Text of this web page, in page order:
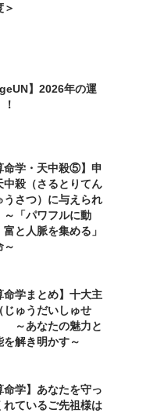
＞
】2026年の運
命学・天中殺⑤】申
中殺（さるとりてん
うさつ）に与えられ
「パワフルに動
富と人脈を集める」
～
命学まとめ】十大主
じゅうだいしゅせ
～あなたの魅力と
を解き明かす～
命学】あなたを守っ
れているご先祖様は